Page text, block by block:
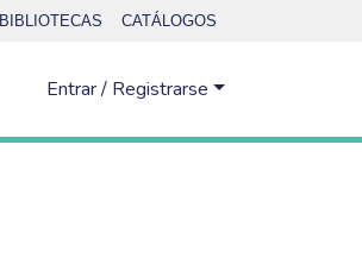
BIBLIOTECAS CATÁLOGOS
Entrar / Registrarse